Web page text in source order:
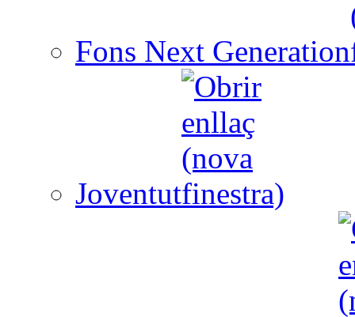
Fons Next Generation
Joventut